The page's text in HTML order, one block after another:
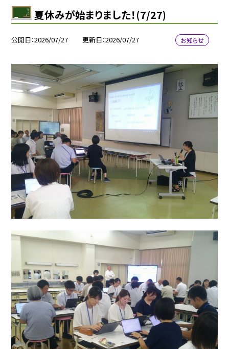
夏休みが始まりました！(7/27)
公開日 2026/07/27 更新日 2026/07/27 お知らせ